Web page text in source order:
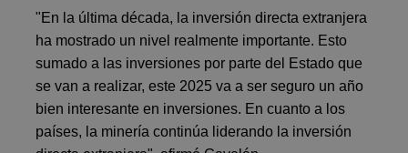
"En la última década, la inversión directa extranjera
ha mostrado un nivel realmente importante. Esto
sumado a las inversiones por parte del Estado que
se van a realizar, este 2025 va a ser seguro un año
bien interesante en inversiones. En cuanto a los
países, la minería continúa liderando la inversión